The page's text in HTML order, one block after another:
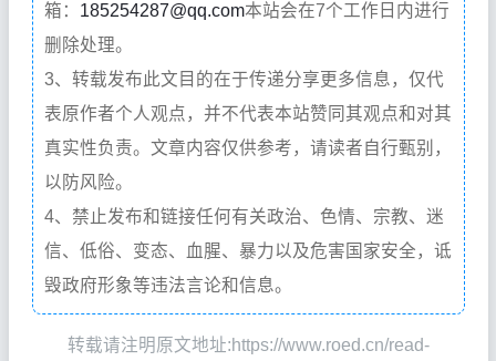
箱： 185254287@qq.com本站会在7个工作日内进行
删除处理。
3、转载发布此文目的在于传递分享更多信息，仅代
表原作者个人观点，并不代表本站赞同其观点和对其
真实性负责。文章内容仅供参考，请读者自行甄别，
以防风险。
4、禁止发布和链接任何有关政治、色情、宗教、迷
信、低俗、变态、血腥、暴力以及危害国家安全，诋
毁政府形象等违法言论和信息。
转载请注明原文地址:https://www.roed.cn/read-